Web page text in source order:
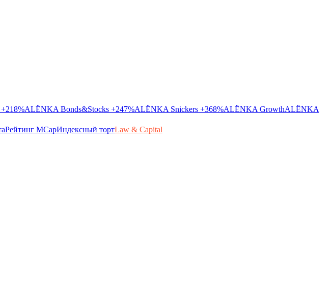
+218%ALЁNKA Bonds&Stocks +247%ALЁNKA Snickers +368%ALЁNKA GrowthALЁNKA
Рейтинг MCapИндексный тортLaw & Capital